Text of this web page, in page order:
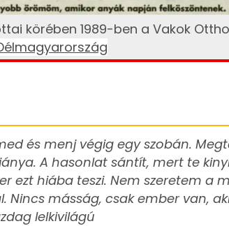
körében 1989-ben a Vakok
és menj végig egy szobán.
A hasonlat sántít, mert te
ezt hiába teszi. Nem szeretem a
Nincs másság, csak ember van,
lelkivilágú